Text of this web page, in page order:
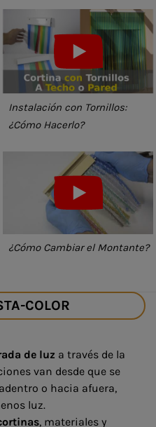
Instalación con Tornillos:
¿Cómo Hacerlo?
¿Cómo Cambiar el Montante?
COLOR
de luz a través de la
van desde que se
o hacia afuera,
luz.
, materiales y